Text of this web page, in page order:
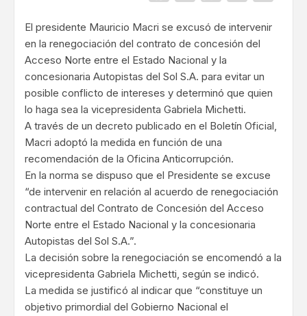
El presidente Mauricio Macri se excusó de intervenir
en la renegociación del contrato de concesión del
Acceso Norte entre el Estado Nacional y la
concesionaria Autopistas del Sol S.A. para evitar un
posible conflicto de intereses y determinó que quien
lo haga sea la vicepresidenta Gabriela Michetti.
A través de un decreto publicado en el Boletín Oficial,
Macri adoptó la medida en función de una
recomendación de la Oficina Anticorrupción.
En la norma se dispuso que el Presidente se excuse
“de intervenir en relación al acuerdo de renegociación
contractual del Contrato de Concesión del Acceso
Norte entre el Estado Nacional y la concesionaria
Autopistas del Sol S.A.”.
La decisión sobre la renegociación se encomendó a la
vicepresidenta Gabriela Michetti, según se indicó.
La medida se justificó al indicar que “constituye un
objetivo primordial del Gobierno Nacional el